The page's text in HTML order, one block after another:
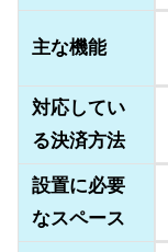
主な機能
対応してい
る決済方法
設置に必要
なスペース